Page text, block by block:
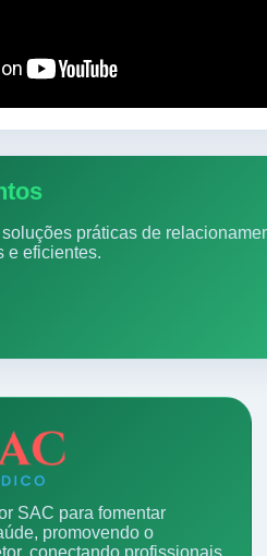
práticas de
e eficientes.
SAC para fomentar
promovendo o
conectando profissionais